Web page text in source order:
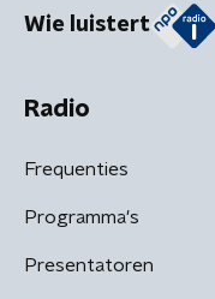
Wie luistert
Radio
Frequenties
Programma's
Presentatoren